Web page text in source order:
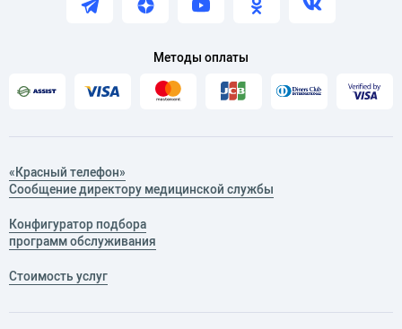
Методы оплаты
«Красный телефон»
Сообщение директору медицинской службы
Конфигуратор подбора
программ обслуживания
Стоимость услуг